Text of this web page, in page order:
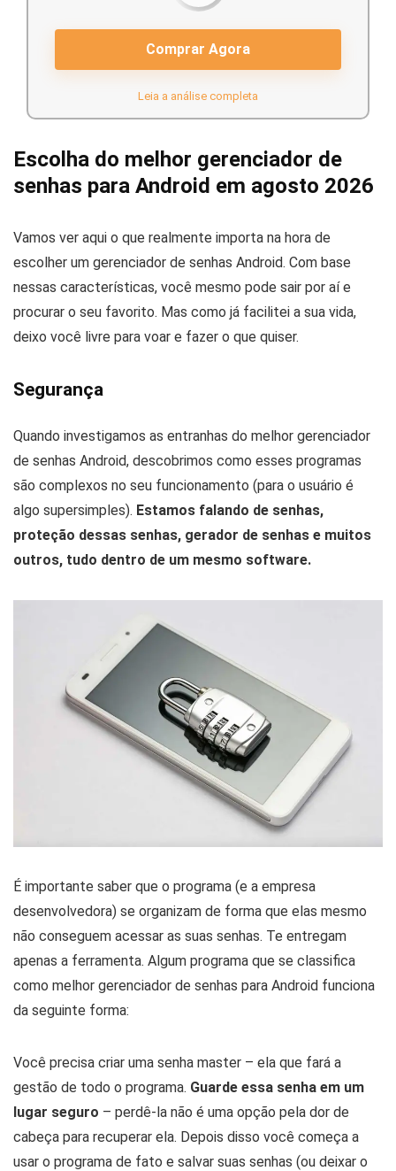
Comprar Agora
Leia a análise completa
Escolha do melhor gerenciador de
senhas para Android em agosto 2026
Vamos ver aqui o que realmente importa na hora de
escolher um gerenciador de senhas Android. Com base
nessas características, você mesmo pode sair por aí e
procurar o seu favorito. Mas como já facilitei a sua vida,
deixo você livre para voar e fazer o que quiser.
Segurança
Quando investigamos as entranhas do melhor gerenciador
de senhas Android, descobrimos como esses programas
são complexos no seu funcionamento (para o usuário é
algo supersimples). Estamos falando de senhas,
proteção dessas senhas, gerador de senhas e muitos
outros, tudo dentro de um mesmo software.
É importante saber que o programa (e a empresa
desenvolvedora) se organizam de forma que elas mesmo
não conseguem acessar as suas senhas. Te entregam
apenas a ferramenta. Algum programa que se classifica
como melhor gerenciador de senhas para Android funciona
da seguinte forma:
Você precisa criar uma senha master – ela que fará a
gestão de todo o programa. Guarde essa senha em um
lugar seguro – perdê-la não é uma opção pela dor de
cabeça para recuperar ela. Depois disso você começa a
usar o programa de fato e salvar suas senhas (ou deixar o